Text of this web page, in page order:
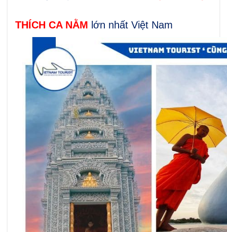
THÍCH CA NẰM lớn nhất Việt Nam